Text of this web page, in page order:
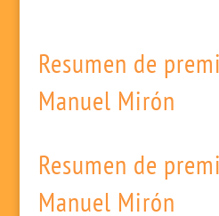
Resumen de
Manuel Mirón
Resumen de
Manuel Mirón